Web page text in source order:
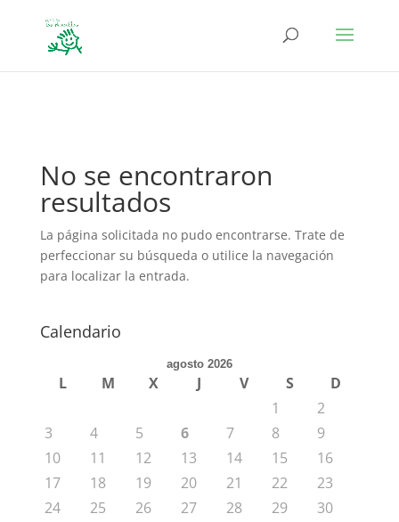
No se encontraron
resultados
La página solicitada no pudo encontrarse. Trate de
perfeccionar su búsqueda o utilice la navegación
para localizar la entrada.
Calendario
agosto 2026
L M X J V S
D
1
2
3
4 5 6 7 8
9
10
11 12 13 14 15
16
17
18 19 20 21 22
23
24
25 26 27 28 29
30